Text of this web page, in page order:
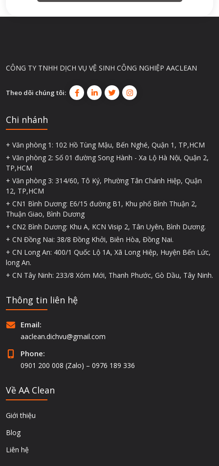
CÔNG TY TNHH DỊCH VỤ VỆ SINH CÔNG NGHIỆP AACLEAN
Theo dõi chúng tôi:
Chi nhánh
+ Văn phòng 1: 102 Hồ Tùng Mậu, Bến Nghé, Quận 1, TP,HCM
+ Văn phòng 2: Số 01 đường Song Hành - Xa Lộ Hà Nội, Quận 2,
TP,HCM
+ Văn phòng 3: 314/60, Tô Ký, Phường Tân Chánh Hiệp, Quận
12, TP,HCM
+ CN1 Bình Dương: E6/15 đường B1, Khu phố Bình Thuận 2,
Thuận Giao, Bình Dương
+ CN2 Bình Dương: Khu A, KCN Visip 2, Tân Uyên, Bình Dương.
+ CN Đồng Nai: 38/8 Đồng Khởi, Biên Hòa, Đồng Nai.
+ CN Long An: 400/1 Quốc Lộ 1A, Xã Long Hiệp, Huyện Bến Lức,
long An.
+ CN Tây Ninh: 233/8 Xóm Mới, Thanh Phước, Gò Dầu, Tây Ninh.
Thông tin liên hệ
Email:
aaclean.dichvu@gmail.com
Phone:
0901 200 008 (Zalo) – 0976 189 336
Về AA Clean
Giới thiệu
Blog
Liên hệ